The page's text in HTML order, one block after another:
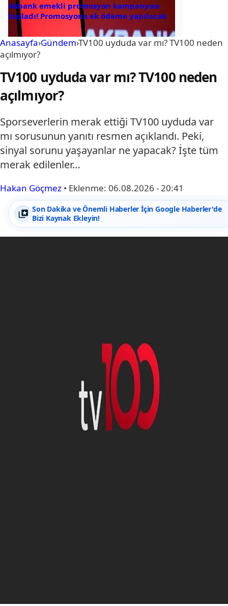
Akbank emekli promosyon kampanyası
başladı! Promosyona ek ödeme yapılacak
Anasayfa›Gündem›TV100 uyduda var mı? TV100 neden
açılmıyor?
TV100 uyduda var mı? TV100 neden
açılmıyor?
Sporseverlerin merak ettiği TV100 uyduda var
mı sorusunun yanıtı resmen açıklandı. Peki,
sinyal sorunu yaşayanlar ne yapacak? İşte tüm
merak edilenler…
Hakan Göçmez • Eklenme: 06.08.2026 - 20:41
Son Dakika ve Önemli Haberler İçin Google Haberler'de
Bizi Kaynak Ekleyin!